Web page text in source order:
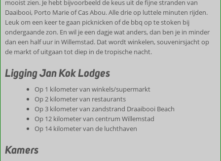
mooist zien. Je hebt bijvoorbeeld de keus uit de fijne stranden van
Daaibooi, Porto Marie of Cas Abou. Alle drie op luttele minuten rijden.
Leuk om een keer te gaan picknicken of de bbq op te stoken bij
ondergaande zon. En wil je een dagje wat anders, dan ben je in minder
dan een half uur in Willemstad. Dat wordt winkelen, souvenirsjacht op
de markt of uitgaan tot diep in de tropische nacht.
Ligging Jan Kok Lodges
Op 1 kilometer van winkels/supermarkt
Op 2 kilometer van restaurants
Op 3 kilometer van zandstrand Draaibooi Beach
Op 12 kilometer van centrum Willemstad
Op 14 kilometer van de luchthaven
Kamers